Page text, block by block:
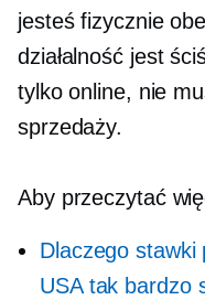
jesteś fizycznie
działalność jest
tylko online, nie
sprzedaży.
Aby przeczytać
Dlaczego
USA tak bardzo